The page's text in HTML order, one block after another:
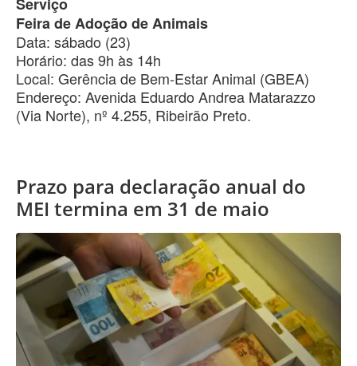
Feira de Adoção de Animais
Data: sábado (23)
Horário: das 9h às 14h
Local: Gerência de Bem-Estar Animal (GBEA)
Endereço: Avenida Eduardo Andrea Matarazzo
(Via Norte), nº 4.255, Ribeirão Preto.
Prazo para declaração anual do
MEI termina em 31 de maio